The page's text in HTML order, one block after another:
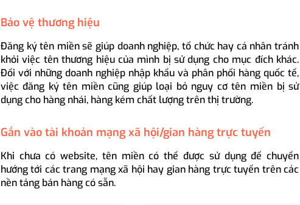
Bảo vệ thương hiệu
Đăng ký tên miền sẽ giúp doanh nghiệp, tổ chức hay cá nhân tránh
khỏi việc tên thương hiệu của mình bị sử dụng cho mục đích khác.
Đối với những doanh nghiệp nhập khẩu và phân phối hàng quốc tế,
việc đăng ký tên miền cũng giúp loại bỏ nguy cơ tên miền bị sử
dụng cho hàng nhái, hàng kém chất lượng trên thị trường.
Gắn vào tài khoản mạng xã hội/gian hàng trực tuyến
Khi chưa có website, tên miền có thể được sử dụng để chuyển
hướng tới các trang mạng xã hội hay gian hàng trực tuyến trên các
nền tảng bán hàng có sẵn.